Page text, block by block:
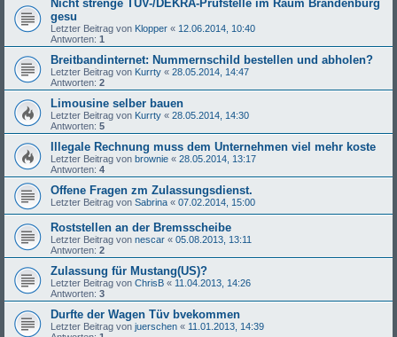
Nicht strenge TÜV-/DEKRA-Prüfstelle im Raum Brandenburg
gesu
Letzter Beitrag von Klopper « 12.06.2014, 10:40
Antworten: 1
Breitbandinternet: Nummernschild bestellen und abholen?
Letzter Beitrag von Kurrty « 28.05.2014, 14:47
Antworten: 2
Limousine selber bauen
Letzter Beitrag von Kurrty « 28.05.2014, 14:30
Antworten: 5
Illegale Rechnung muss dem Unternehmen viel mehr koste
Letzter Beitrag von brownie « 28.05.2014, 13:17
Antworten: 4
Offene Fragen zm Zulassungsdienst.
Letzter Beitrag von Sabrina « 07.02.2014, 15:00
Roststellen an der Bremsscheibe
Letzter Beitrag von nescar « 05.08.2013, 13:11
Antworten: 2
Zulassung für Mustang(US)?
Letzter Beitrag von ChrisB « 11.04.2013, 14:26
Antworten: 3
Durfte der Wagen Tüv bvekommen
Letzter Beitrag von juerschen « 11.01.2013, 14:39